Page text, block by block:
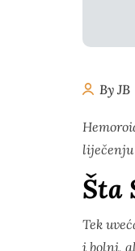
By JB
Šta
Tek
i bolni,